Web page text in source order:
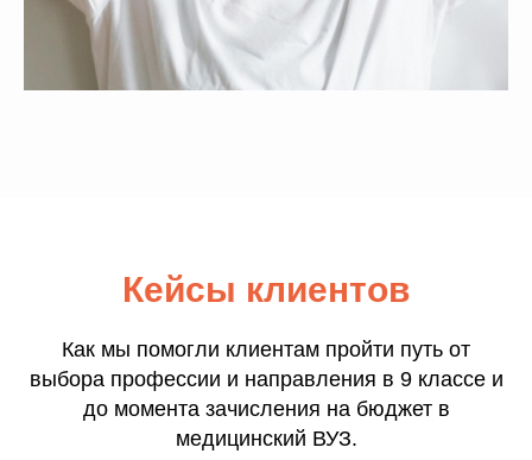
Кейсы клиентов
Как мы помогли клиентам пройти путь от
выбора профессии и направления в 9 классе и
до момента зачисления на бюджет в
медицинский ВУЗ.